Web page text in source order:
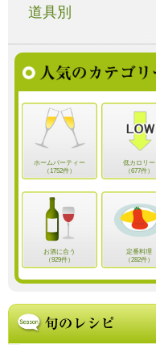
道具別
ホームパーティー
（1752件）
低カロリー
（677件）
お酒に合う
（929件）
定番料理
（282件）